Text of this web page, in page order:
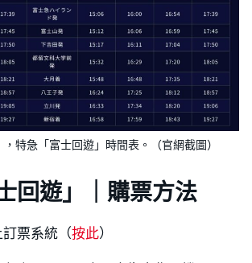
特急「富士回遊」時間表。（官網截圖）
回遊」｜購票方法
訂票系統（按此）